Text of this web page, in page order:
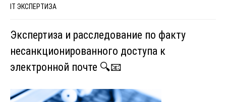
IT ЭКСПЕРТИЗА
Экспертиза и расследование по факту
несанкционированного доступа к
электронной почте 🔍📧